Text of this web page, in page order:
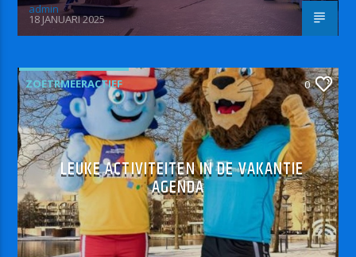
admin
18 JANUARI 2025
ZOETRMEERACTIEF 0
LEUKE ACTIVITEITEN IN DE VAKANTIE
AGENDA